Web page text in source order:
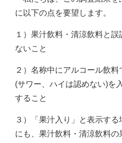
に以下の点を要望します。
１）果汁飲料・清涼飲料と
ないこと
２）名称中にアルコール飲
(サワー、ハイは認めない)を
すること
３）「果汁入り」と表示す
にも、果汁飲料・清涼飲料